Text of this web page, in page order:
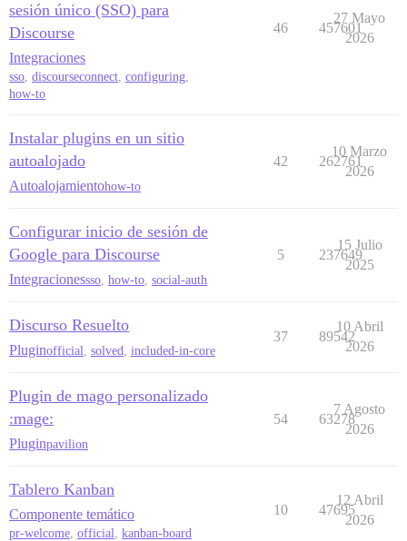
sesión único (SSO) para
Discourse
Integraciones
sso, discourseconnect, configuring,
how-to
46 457601
27 Mayo
2026
Instalar plugins en un sitio
autoalojado
Autoalojamientohow-to
42 262761
10 Marzo
2026
Configurar inicio de sesión de
Google para Discourse
Integracionessso how-to social-auth
5 237649
15 Julio
2025
Discurso Resuelto
Pluginofficial solved included-in-core
37 89542
10 Abril
2026
Plugin de mago personalizado
:mage:
Pluginpavilion
54 63278
7 Agosto
2026
Tablero Kanban
Componente temático
pr-welcome, official, kanban-board
10 47695
12 Abril
2026